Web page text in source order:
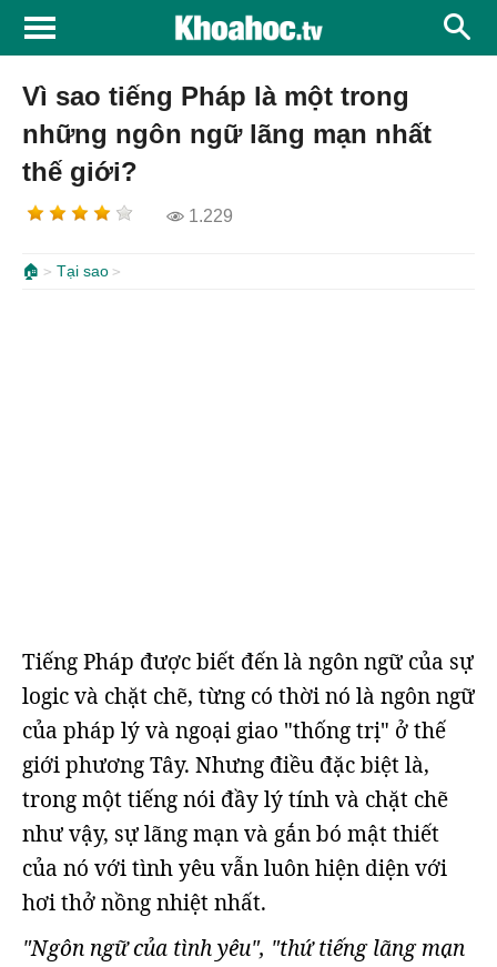
Vì sao tiếng Pháp là một trong
những ngôn ngữ lãng mạn nhất
thế giới?
1.229
🏠 Tại sao
Tiếng Pháp được biết đến là ngôn ngữ của sự
logic và chặt chẽ, từng có thời nó là ngôn ngữ
của pháp lý và ngoại giao "thống trị" ở thế
giới phương Tây. Nhưng điều đặc biệt là,
trong một tiếng nói đầy lý tính và chặt chẽ
như vậy, sự lãng mạn và gắn bó mật thiết
của nó với tình yêu vẫn luôn hiện diện với
hơi thở nồng nhiệt nhất.
"Ngôn ngữ của tình yêu", "thứ tiếng lãng mạn